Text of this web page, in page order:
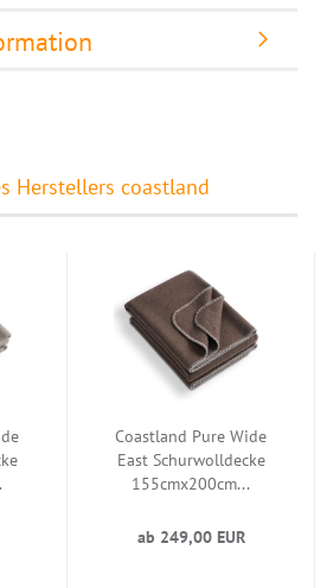
Herstellers coastland
Coastland Pure Wide
East Schurwolldecke
155cmx200cm...
ab 249,00 EUR